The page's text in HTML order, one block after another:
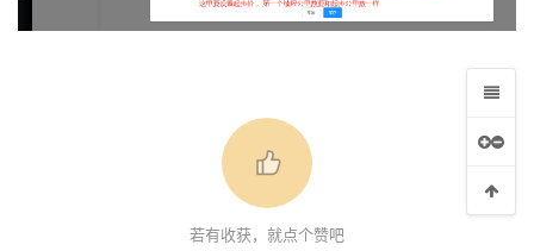
若有收获，就点个赞吧